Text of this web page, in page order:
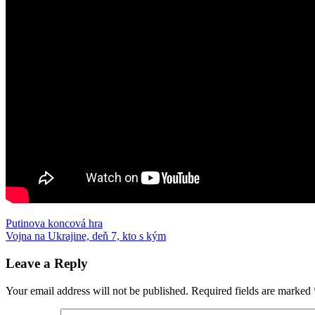
Ukrajinavojna
Post
navigation
Previous
Post:
Putinova koncová hra
Next
Vojna na Ukrajine, deň 7, kto s kým
Leave a Reply
Your email address will not be published. Required fields are marked